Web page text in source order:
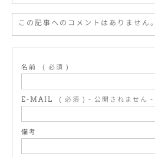
この記事へのコメントはありません。
名前 ( 必須 )
E-MAIL ( 必須 ) - 公開されません -
備考